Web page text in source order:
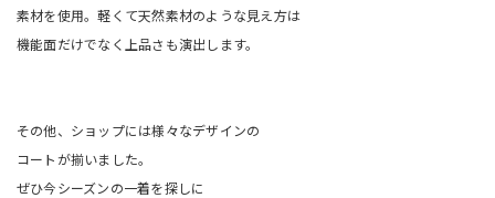
素材を使用。軽くて天然素材のような見え方は
機能面だけでなく上品さも演出します。
その他、ショップには様々なデザインの
コートが揃いました。
ぜひ今シーズンの一着を探しに